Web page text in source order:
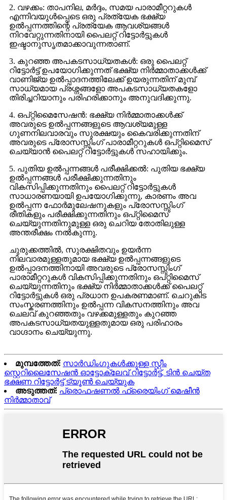
2. വഴക്കം: താപനില, മർദ്ദം, സമയ പാരാമീറ്ററുകൾ
എന്നിവയുൾപ്പെടെ ഒരു പ്രത്യേക ഭക്ഷ്യ
ഉൽപ്പന്നത്തിന്റെ പ്രത്യേക ആവശ്യങ്ങൾ
നിറവേറ്റുന്നതിനായി പൈലറ്റ് റിട്ടോർട്ടുകൾ
ഇഷ്ടാനുസൃതമാക്കാവുന്നതാണ്.
3. കുറഞ്ഞ അപകടസാധ്യതകൾ: ഒരു പൈലറ്റ്
റിട്ടോർട്ട് ഉപയോഗിക്കുന്നത് ഭക്ഷ്യ നിർമ്മാതാക്കൾക്ക്
വാണിജ്യ ഉൽപ്പാദനത്തിലേക്ക് ഉയരുന്നതിന് മുമ്പ്
സാധ്യമായ പ്രശ്നങ്ങളോ അപകടസാധ്യതകളോ
തിരിച്ചറിയാനും പരിഹരിക്കാനും അനുവദിക്കുന്നു.
4. ഒപ്റ്റിമൈസേഷൻ: ഭക്ഷ്യ നിർമ്മാതാക്കൾക്ക്
അവരുടെ ഉൽപ്പന്നങ്ങളുടെ ആവശ്യമുള്ള
ഗുണനിലവാരവും സുരക്ഷയും കൈവരിക്കുന്നതിന്
അവരുടെ പ്രോസസ്സിംഗ് പാരാമീറ്ററുകൾ ഒപ്റ്റിമൈസ്
ചെയ്യാൻ പൈലറ്റ് റിട്ടോർട്ടുകൾ സഹായിക്കും.
5. പുതിയ ഉൽപ്പന്നങ്ങൾ പരീക്ഷിക്കൽ: പുതിയ ഭക്ഷ്യ
ഉൽപ്പന്നങ്ങൾ പരീക്ഷിക്കുന്നതിനും
വികസിപ്പിക്കുന്നതിനും പൈലറ്റ് റിട്ടോർട്ടുകൾ
സാധാരണയായി ഉപയോഗിക്കുന്നു, കാരണം അവ
ഉൽപ്പന്ന ഫോർമുലേഷനുകളും പ്രോസസ്സിംഗ്
രീതികളും പരീക്ഷിക്കുന്നതിനും ഒപ്റ്റിമൈസ്
ചെയ്യുന്നതിനുമുള്ള ഒരു ചെറിയ തോതിലുള്ള
അന്തരീക്ഷം നൽകുന്നു.
ചുരുക്കത്തിൽ, സുരക്ഷിതവും ഉയർന്ന
നിലവാരമുള്ളതുമായ ഭക്ഷ്യ ഉൽപ്പന്നങ്ങളുടെ
ഉൽപ്പാദനത്തിനായി അവരുടെ പ്രോസസ്സിംഗ്
പാരാമീറ്ററുകൾ വികസിപ്പിക്കുന്നതിനും ഒപ്റ്റിമൈസ്
ചെയ്യുന്നതിനും ഭക്ഷ്യ നിർമ്മാതാക്കൾക്ക് പൈലറ്റ്
റിട്ടോർട്ടുകൾ ഒരു പ്രധാന ഉപകരണമാണ്. ചെറുകിട
സംസ്കരണത്തിനും ഉൽപ്പന്ന വികസനത്തിനും അവ
ചെലവ് കുറഞ്ഞതും വഴക്കമുള്ളതും കുറഞ്ഞ
അപകടസാധ്യതയുള്ളതുമായ ഒരു പരിഹാരം
വാഗ്ദാനം ചെയ്യുന്നു.
മുമ്പത്തേത്: സാർഡിംഗുകൾക്കുള്ള സ്റ്റീം
സ്റ്റെറിലൈസേഷൻ ഓട്ടോക്ലേവ് റിട്ടോർട്ട്, ടിൻ ചെയ്ത
ഭക്ഷണ റിട്ടോർട്ട് ട്യൂൺ ചെയ്യുക
അടുത്തത്: പ്രൊഫഷണൽ ഫ്രൈയിംഗ് മെഷീൻ
നിർമ്മാതാവ്